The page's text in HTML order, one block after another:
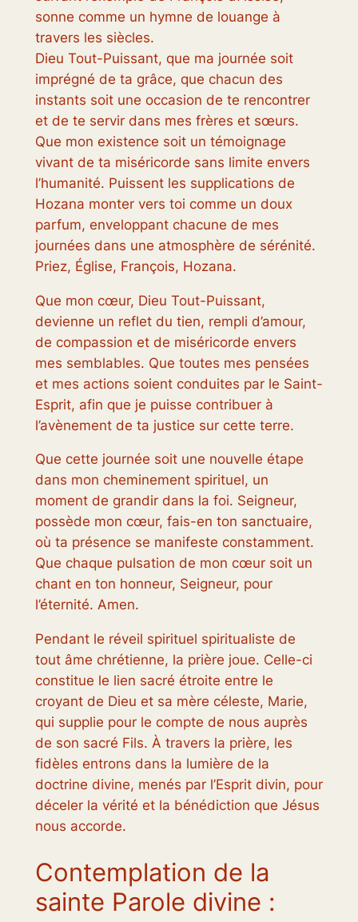
sonne comme un hymne de louange à
travers les siècles.
Dieu Tout-Puissant, que ma journée soit
imprégné de ta grâce, que chacun des
instants soit une occasion de te rencontrer
et de te servir dans mes frères et sœurs.
Que mon existence soit un témoignage
vivant de ta miséricorde sans limite envers
l’humanité. Puissent les supplications de
Hozana monter vers toi comme un doux
parfum, enveloppant chacune de mes
journées dans une atmosphère de sérénité.
Priez, Église, François, Hozana.
Que mon cœur, Dieu Tout-Puissant,
devienne un reflet du tien, rempli d’amour,
de compassion et de miséricorde envers
mes semblables. Que toutes mes pensées
et mes actions soient conduites par le Saint-
Esprit, afin que je puisse contribuer à
l’avènement de ta justice sur cette terre.
Que cette journée soit une nouvelle étape
dans mon cheminement spirituel, un
moment de grandir dans la foi. Seigneur,
possède mon cœur, fais-en ton sanctuaire,
où ta présence se manifeste constamment.
Que chaque pulsation de mon cœur soit un
chant en ton honneur, Seigneur, pour
l’éternité. Amen.
Pendant le réveil spirituel spiritualiste de
tout âme chrétienne, la prière joue. Celle-ci
constitue le lien sacré étroite entre le
croyant de Dieu et sa mère céleste, Marie,
qui supplie pour le compte de nous auprès
de son sacré Fils. À travers la prière, les
fidèles entrons dans la lumière de la
doctrine divine, menés par l’Esprit divin, pour
déceler la vérité et la bénédiction que Jésus
nous accorde.
Contemplation de la
sainte Parole divine :